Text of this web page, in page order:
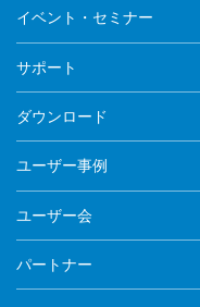
イベント・セミナー
サポート
ダウンロード
ユーザー事例
ユーザー会
パートナー